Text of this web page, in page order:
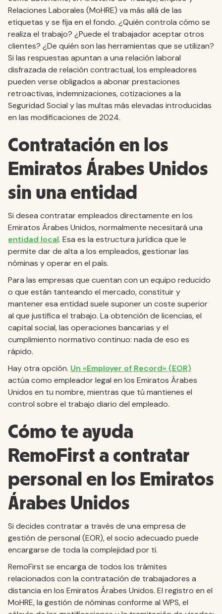
Relaciones Laborales (MoHRE) va más allá de las
etiquetas y se fija en el fondo. ¿Quién controla cómo se
realiza el trabajo? ¿Puede el trabajador aceptar otros
clientes? ¿De quién son las herramientas que se utilizan?
Si las respuestas apuntan a una relación laboral
disfrazada de relación contractual, los empleadores
pueden verse obligados a abonar prestaciones
retroactivas, indemnizaciones, cotizaciones a la
Seguridad Social y las multas más elevadas introducidas
en las modificaciones de 2024.
Contratación en los
Emiratos Árabes Unidos
sin una entidad
Si desea contratar empleados directamente en los
Emiratos Árabes Unidos, normalmente necesitará una
entidad local. Esa es la estructura jurídica que le
permite dar de alta a los empleados, gestionar las
nóminas y operar en el país.
Para las empresas que cuentan con un equipo reducido
o que están tanteando el mercado, constituir y
mantener esa entidad suele suponer un coste superior
al que justifica el trabajo. La obtención de licencias, el
capital social, las operaciones bancarias y el
cumplimiento normativo continuo: nada de eso es
rápido.
Hay otra opción. Un «Employer of Record» (EOR)
actúa como empleador legal en los Emiratos Árabes
Unidos en tu nombre, mientras que tú mantienes el
control sobre el trabajo diario del empleado.
Cómo te ayuda
RemoFirst a contratar
personal en los Emiratos
Árabes Unidos
Si decides contratar a través de una empresa de
gestión de personal (EOR), el socio adecuado puede
encargarse de toda la complejidad por ti.
RemoFirst se encarga de todos los trámites
relacionados con la contratación de trabajadores a
distancia en los Emiratos Árabes Unidos. El registro en el
MoHRE, la gestión de nóminas conforme al WPS, el